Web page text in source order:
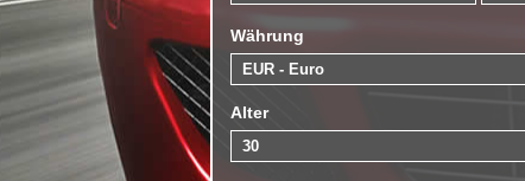
Währung
Alter